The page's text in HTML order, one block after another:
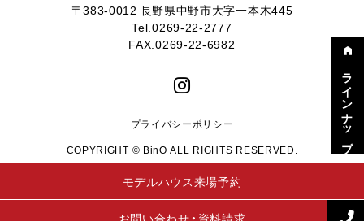
〒383-0012 長野県中野市大字一本木445
Tel.0269-22-2777
FAX.0269-22-6982
プライバシーポリシー
COPYRIGHT © BinO ALL RIGHTS RESERVED.
モデルハウス来場予約
お問い合わせ・資料請求
ラインナップ